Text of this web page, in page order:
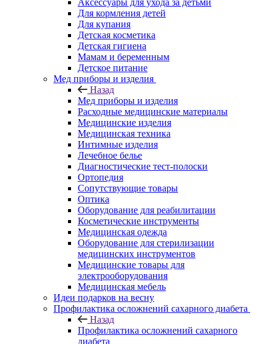
Аксессуары для ухода за детьми
Для кормления детей
Для купания
Детская косметика
Детская гигиена
Мамам и беременным
Детское питание
Мед приборы и изделия
Назад
Мед приборы и изделия
Расходные медицинские материалы
Медицинские изделия
Медицинская техника
Интимные изделия
Лечебное белье
Диагностические тест-полоски
Ортопедия
Сопутствующие товары
Оптика
Оборудование для реабилитации
Косметические инструменты
Медицинская одежда
Оборудование для стерилизации
медицинских инструментов
Медицинские товары для
электрооборудования
Медицинская мебель
Идеи подарков на весну
Профилактика осложнений сахарного диабета
Назад
Профилактика осложнений сахарного
диабета